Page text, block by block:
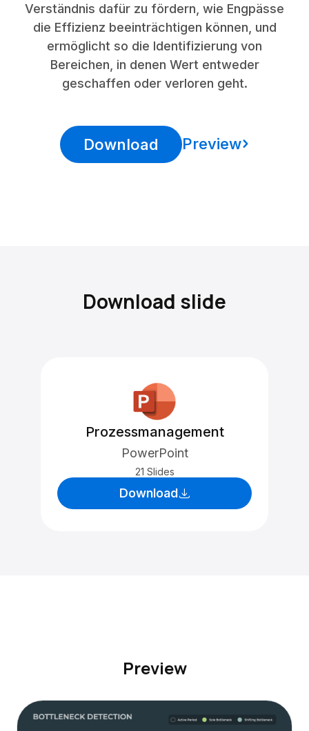
Verständnis dafür zu fördern, wie Engpässe
die Effizienz beeinträchtigen können, und
ermöglicht so die Identifizierung von
Bereichen, in denen Wert entweder
geschaffen oder verloren geht.
Download Preview
Download slide
Prozessmanagement
PowerPoint
21 Slides
Download
Preview